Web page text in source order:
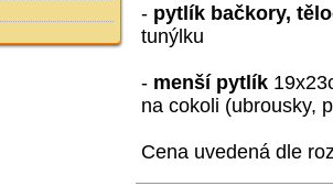
- pytlík bačkory,
tunýlku
- menší pytlík
na cokoli (ubrousky,
Cena uvedená dle